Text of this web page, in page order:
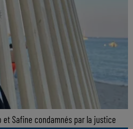
et Safine condamnés par la justice